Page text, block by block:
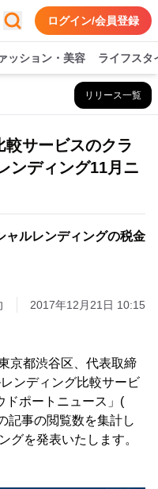
ログイン/会員登録
ッション・美容 ライフスタ
リリース一覧
較サービスのクラ
ディング11月ニ
ャルレンディングの税金
2017年12月21日 10:15
京都渋谷区、代表取締
ンディング比較サービ
ドポートニュース」(
記事の閲覧数を集計し
グを発表いたします。